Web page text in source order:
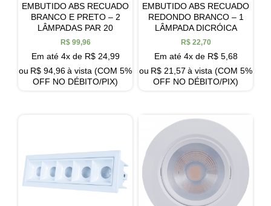
EMBUTIDO ABS RECUADO
BRANCO E PRETO – 2
LÂMPADAS PAR 20
R$99,96
Em até 4x de R$24,99
ou R$ 94,96à vista (COM 5%
OFF NO DÉBITO/PIX)
EMBUTIDO ABS RECUADO
REDONDO BRANCO – 1
LÂMPADA DICRÓICA
R$22,70
Em até 4x de R$5,68
ou R$ 21,57 à vista (COM 5%
OFF NO DÉBITO/PIX)